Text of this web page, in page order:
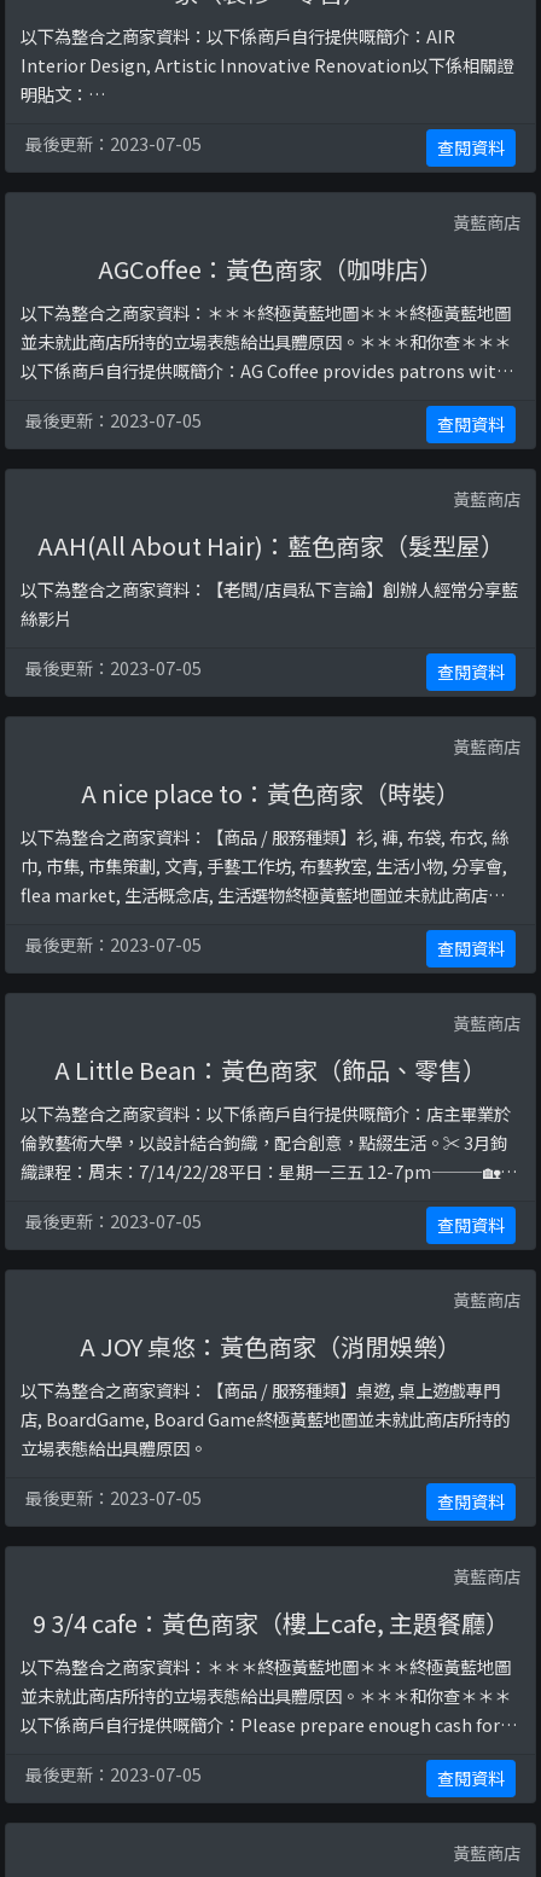
以下為整合之商家資料：以下係商戶自行提供嘅簡介：AIR
Interior Design, Artistic Innovative Renovation以下係相關證
明貼文：
13744049021https://www.facebook.com/AIRInteriorDesign/
posts/1 ...
最後更新：2023-07-05 查閱資料
黃藍商店
AGCoffee：黃色商家（咖啡店）
以下為整合之商家資料：＊＊＊終極黃藍地圖＊＊＊終極黃藍地圖
並未就此商店所持的立場表態給出具體原因。＊＊＊和你查＊＊＊
以下係商戶自行提供嘅簡介：AG Coffee provides patrons with a
G/F Cheerful Court Choi Ha Rd 55 , ...
最後更新：2023-07-05 查閱資料
黃藍商店
AAH(All About Hair)：藍色商家（髮型屋）
以下為整合之商家資料：【老闆/店員私下言論】創辦人經常分享藍
絲影片
最後更新：2023-07-05
查閱資料
黃藍商店
A nice place to：黃色商家（時裝）
以下為整合之商家資料：【商品 / 服務種類】衫, 褲, 布袋, 布衣, 絲
巾, 市集, 市集策劃, 文青, 手藝工作坊, 布藝教室, 生活小物, 分享會,
flea market, 生活概念店, 生活選物終極黃藍地圖並未就此商店所
最後更新：2023-07-05
查閱資料
黃藍商店
A Little Bean：黃色商家（飾品、零售）
以下為整合之商家資料：以下係商戶自行提供嘅簡介：店主畢業於
倫敦藝術大學，以設計結合鉤織，配合創意，點綴生活。✂️ 3月鉤
織課程：周末：7/14/22/28平日：星期一三五 12-7pm———🏡 A
下係相關證明貼文：
https://www.facebook.com/alittlebean/photo ...
最後更新：2023-07-05 查閱資料
黃藍商店
A JOY 桌悠：黃色商家（消閒娛樂）
以下為整合之商家資料：【商品 / 服務種類】桌遊, 桌上遊戲專門
店, BoardGame, Board Game終極黃藍地圖並未就此商店所持的
立場表態給出具體原因。
最後更新：2023-07-05
查閱資料
黃藍商店
9 3/4 cafe：黃色商家（樓上cafe, 主題餐廳）
以下為整合之商家資料：＊＊＊終極黃藍地圖＊＊＊終極黃藍地圖
並未就此商店所持的立場表態給出具體原因。＊＊＊和你查＊＊＊
以下係商戶自行提供嘅簡介：Please prepare enough cash for
Warner 以下係相關證明貼文：https://www.facebook ...
最後更新：2023-07-05 查閱資料
黃藍商店